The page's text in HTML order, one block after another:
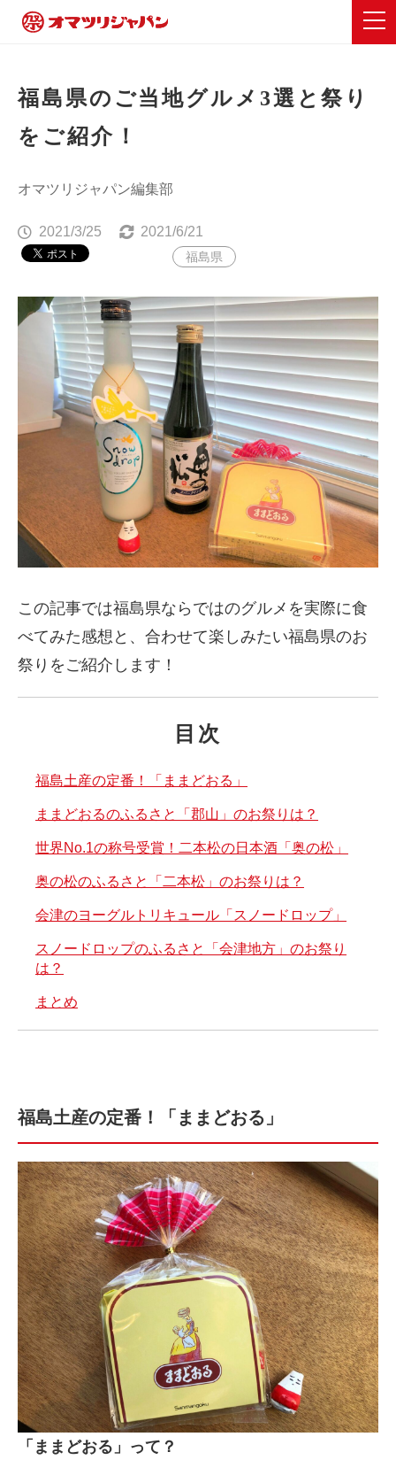
福島県のご当地グルメ3選と祭り
をご紹介！
オマツリジャパン編集部
2021/3/25 2021/6/21
福島県
この記事では福島県ならではのグルメを実際に食
べてみた感想と、合わせて楽しみたい福島県のお
祭りをご紹介します！
目次
福島土産の定番！「ままどおる」
ままどおるのふるさと「郡山」のお祭りは？
世界No.1の称号受賞！二本松の日本酒「奥の松」
奥の松のふるさと「二本松」のお祭りは？
会津のヨーグルトリキュール「スノードロップ」
スノードロップのふるさと「会津地方」のお祭り
は？
まとめ
福島土産の定番！「ままどおる」
「ままどおる」って？